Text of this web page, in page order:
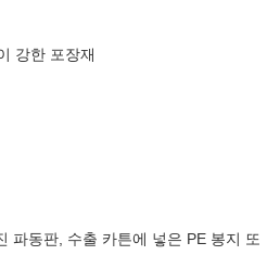
강한 포장재
파동판, 수출 카튼에 넣은 PE 봉지 또